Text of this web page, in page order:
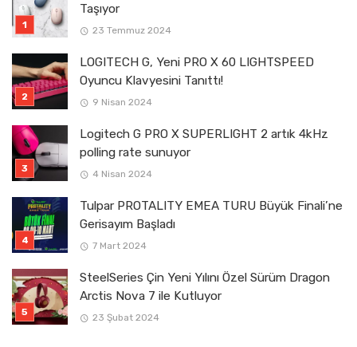
Taşıyor
23 Temmuz 2024
LOGITECH G, Yeni PRO X 60 LIGHTSPEED
Oyuncu Klavyesini Tanıttı!
9 Nisan 2024
Logitech G PRO X SUPERLIGHT 2 artık 4kHz
polling rate sunuyor
4 Nisan 2024
Tulpar PROTALITY EMEA TURU Büyük Finali’ne
Gerisayım Başladı
7 Mart 2024
SteelSeries Çin Yeni Yılını Özel Sürüm Dragon
Arctis Nova 7 ile Kutluyor
23 Şubat 2024